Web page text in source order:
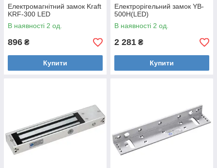
Електромагнітний замок Kraft
KRF-300 LED
В наявності 2 од.
896 ₴
Купити
Електрорігельний замок YB-
500H(LED)
В наявності 2 од.
2 281 ₴
Купити